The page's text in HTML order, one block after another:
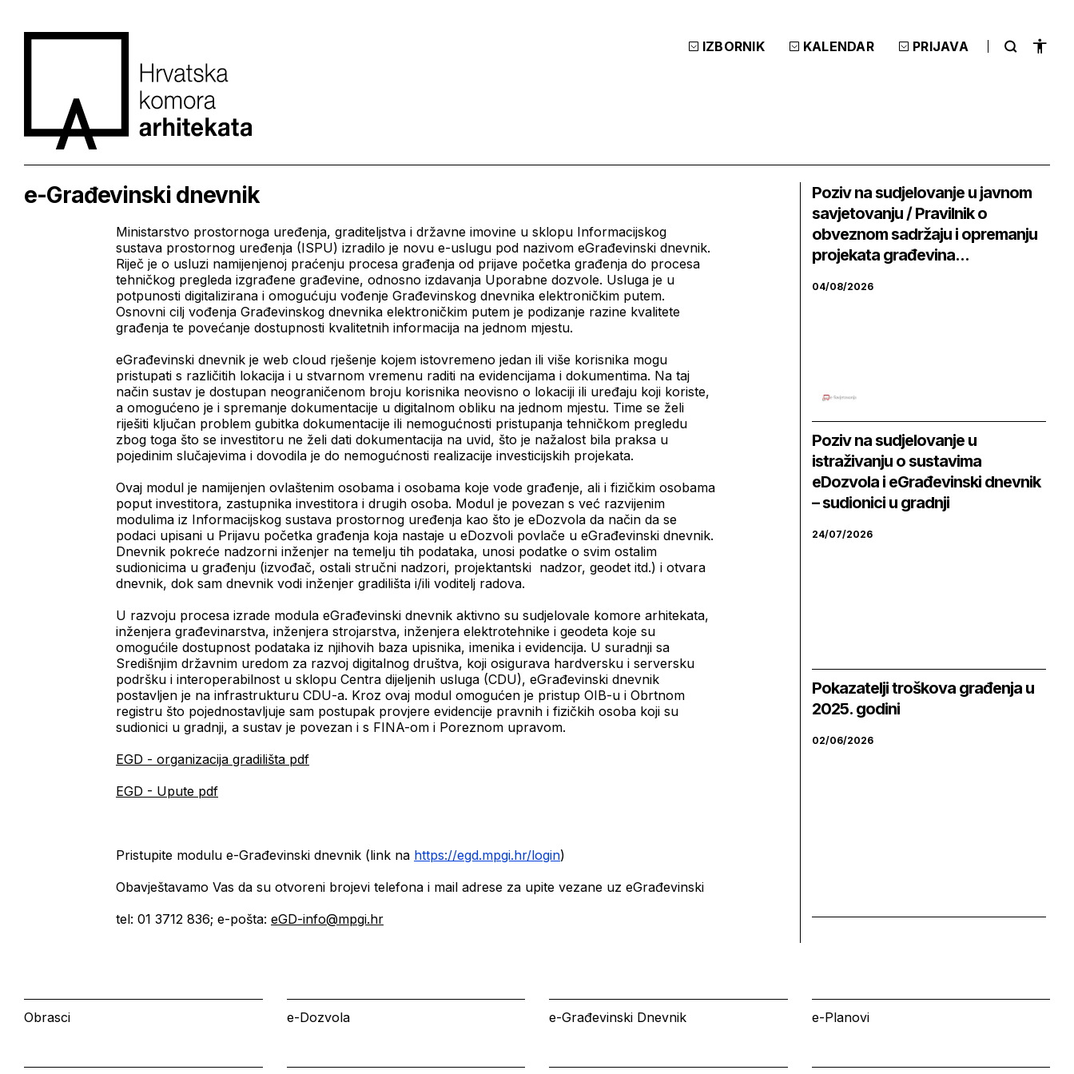
IZBORNIK KALENDAR PRIJAVA
e-Građevinski dnevnik
Ministarstvo prostornoga uređenja, graditeljstva i državne imovine u sklopu Informacijskog
sustava prostornog uređenja (ISPU) izradilo je novu e-uslugu pod nazivom eGrađevinski dnevnik.
Riječ je o usluzi namijenjenoj praćenju procesa građenja od prijave početka građenja do procesa
tehničkog pregleda izgrađene građevine, odnosno izdavanja Uporabne dozvole. Usluga je u
potpunosti digitalizirana i omogućuju vođenje Građevinskog dnevnika elektroničkim putem.
Osnovni cilj vođenja Građevinskog dnevnika elektroničkim putem je podizanje razine kvalitete
građenja te povećanje dostupnosti kvalitetnih informacija na jednom mjestu.
eGrađevinski dnevnik je web cloud rješenje kojem istovremeno jedan ili više korisnika mogu
pristupati s različitih lokacija i u stvarnom vremenu raditi na evidencijama i dokumentima. Na taj
način sustav je dostupan neograničenom broju korisnika neovisno o lokaciji ili uređaju koji koriste,
a omogućeno je i spremanje dokumentacije u digitalnom obliku na jednom mjestu. Time se želi
riješiti ključan problem gubitka dokumentacije ili nemogućnosti pristupanja tehničkom pregledu
zbog toga što se investitoru ne želi dati dokumentacija na uvid, što je nažalost bila praksa u
pojedinim slučajevima i dovodila je do nemogućnosti realizacije investicijskih projekata.
Ovaj modul je namijenjen ovlaštenim osobama i osobama koje vode građenje, ali i fizičkim osobama
poput investitora, zastupnika investitora i drugih osoba. Modul je povezan s već razvijenim
modulima iz Informacijskog sustava prostornog uređenja kao što je eDozvola da način da se
podaci upisani u Prijavu početka građenja koja nastaje u eDozvoli povlače u eGrađevinski dnevnik.
Dnevnik pokreće nadzorni inženjer na temelju tih podataka, unosi podatke o svim ostalim
sudionicima u građenju (izvođač, ostali stručni nadzori, projektantski nadzor, geodet itd.) i otvara
dnevnik, dok sam dnevnik vodi inženjer gradilišta i/ili voditelj radova.
U razvoju procesa izrade modula eGrađevinski dnevnik aktivno su sudjelovale komore arhitekata,
inženjera građevinarstva, inženjera strojarstva, inženjera elektrotehnike i geodeta koje su
omogućile dostupnost podataka iz njihovih baza upisnika, imenika i evidencija. U suradnji sa
Središnjim državnim uredom za razvoj digitalnog društva, koji osigurava hardversku i serversku
podršku i interoperabilnost u sklopu Centra dijeljenih usluga (CDU), eGrađevinski dnevnik
postavljen je na infrastrukturu CDU-a. Kroz ovaj modul omogućen je pristup OIB-u i Obrtnom
registru što pojednostavljuje sam postupak provjere evidencije pravnih i fizičkih osoba koji su
sudionici u gradnji, a sustav je povezan i s FINA-om i Poreznom upravom.
EGD - organizacija gradilišta pdf
EGD - Upute pdf
Pristupite modulu e-Građevinski dnevnik (link na https://egd.mpgi.hr/login)
Obavještavamo Vas da su otvoreni brojevi telefona i mail adrese za upite vezane uz eGrađevinski
tel: 01 3712 836; e-pošta: eGD-info@mpgi.hr
Poziv na sudjelovanje u javnom
savjetovanju / Pravilnik o
obveznom sadržaju i opremanju
projekata građevina...
04/08/2026
Poziv na sudjelovanje u
istraživanju o sustavima
eDozvola i eGrađevinski dnevnik
– sudionici u gradnji
24/07/2026
Pokazatelji troškova građenja u
2025. godini
02/06/2026
Obrasci e-Dozvola e-Građevinski Dnevnik e-Planovi